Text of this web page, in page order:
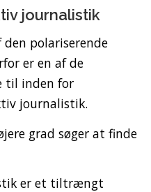
journalistik
polariserende
er en af de
til inden for
journalistik.
grad søger at finde
er et tiltrængt